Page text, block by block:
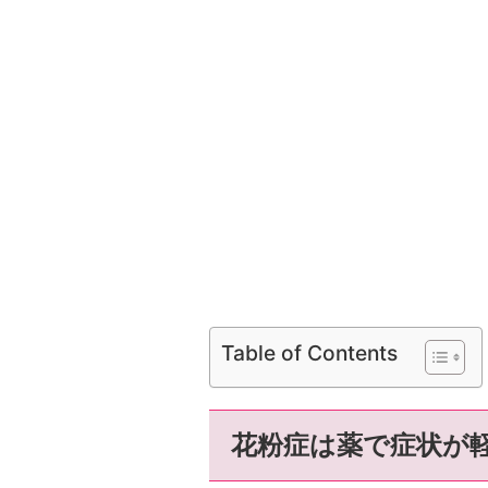
Table of Contents
花粉症は薬で症状が